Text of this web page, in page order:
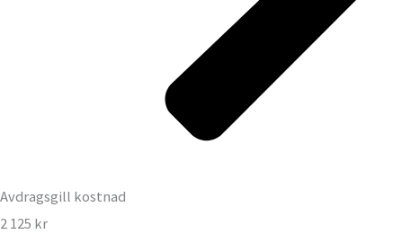
Avdragsgill kostnad
2 125 kr